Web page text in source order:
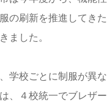
の刷新を推進してき
ました。
学校ごとに制服が異
、４校統一でブレザ